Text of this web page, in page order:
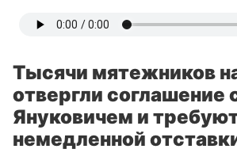
Тысячи мятежников
отвергли соглашение
Януковичем и
немедленной